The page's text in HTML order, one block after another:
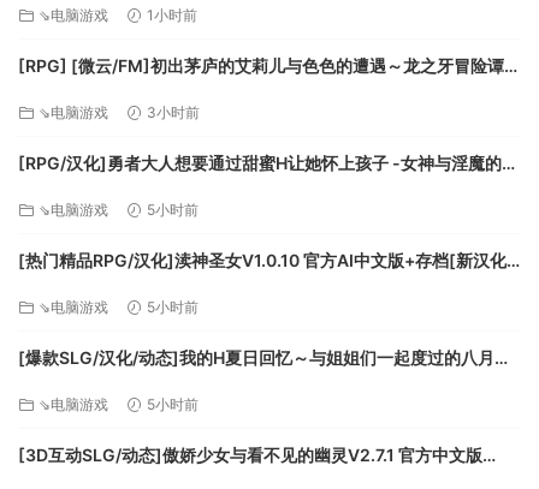
⇘电脑游戏 1小时前
[RPG] [微云/FM]初出茅庐的艾莉儿与色色的遭遇～龙之牙冒险谭
⇘电脑游戏 3小时前
[RPG/汉化]勇者大人想要通过甜蜜H让她怀上孩子 -女神与淫魔的二
⇘电脑游戏 5小时前
[热门精品RPG/汉化]渎神圣女V1.0.10 官方AI中文版+存档[新汉化]
⇘电脑游戏 5小时前
[爆款SLG/汉化/动态]我的H夏日回忆～与姐姐们一起度过的八月～
⇘电脑游戏 5小时前
[3D互动SLG/动态]傲娇少女与看不见的幽灵V2.7.1 官方中文版